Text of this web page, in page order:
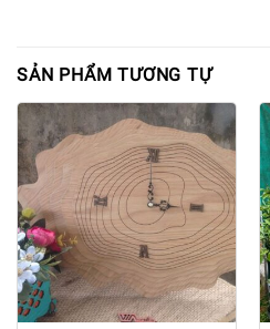
SẢN PHẨM TƯƠNG TỰ